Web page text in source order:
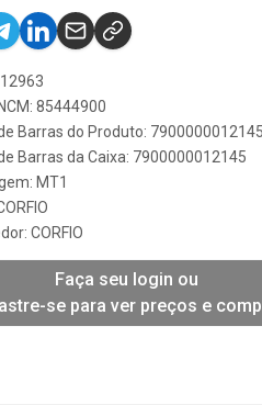
85444900
Barras do Produto: 7900000012145
Barras da Caixa: 7900000012145
MT1
CORFIO
Faça seu login ou
se para ver preços e